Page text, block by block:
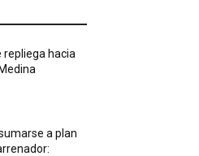
repliega hacia
a plan